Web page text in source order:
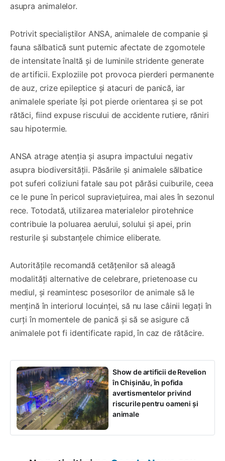
asupra animalelor.
Potrivit specialiștilor ANSA, animalele de companie și
fauna sălbatică sunt puternic afectate de zgomotele
de intensitate înaltă și de luminile stridente generate
de artificii. Exploziile pot provoca pierderi permanente
de auz, crize epileptice și atacuri de panică, iar
animalele speriate își pot pierde orientarea și se pot
rătăci, fiind expuse riscului de accidente rutiere, răniri
sau hipotermie.
ANSA atrage atenția și asupra impactului negativ
asupra biodiversității. Păsările și animalele sălbatice
pot suferi coliziuni fatale sau pot părăsi cuiburile, ceea
ce le pune în pericol supraviețuirea, mai ales în sezonul
rece. Totodată, utilizarea materialelor pirotehnice
contribuie la poluarea aerului, solului și apei, prin
resturile și substanțele chimice eliberate.
Autoritățile recomandă cetățenilor să aleagă
modalități alternative de celebrare, prietenoase cu
mediul, și reamintesc posesorilor de animale să le
mențină în interiorul locuinței, să nu lase câinii legați în
curți în momentele de panică și să se asigure că
animalele pot fi identificate rapid, în caz de rătăcire.
Show de artificii de Revelion
în Chișinău, în pofida
avertismentelor privind
riscurile pentru oameni și
animale